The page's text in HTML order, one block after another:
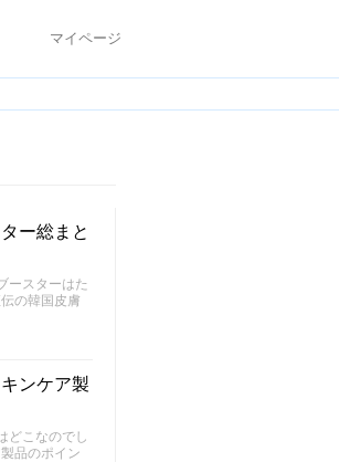
マイページ
ー総まと
ースターはた
の韓国皮膚
ンケア製
どこなのでし
品のポイン